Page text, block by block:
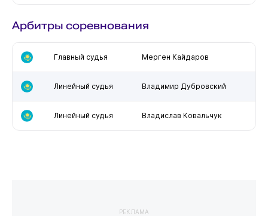
Арбитры соревнования
Главный судья Мерген Кайдаров
Линейный судья Владимир Дубровский
Линейный судья Владислав Ковальчук
РЕКЛАМА